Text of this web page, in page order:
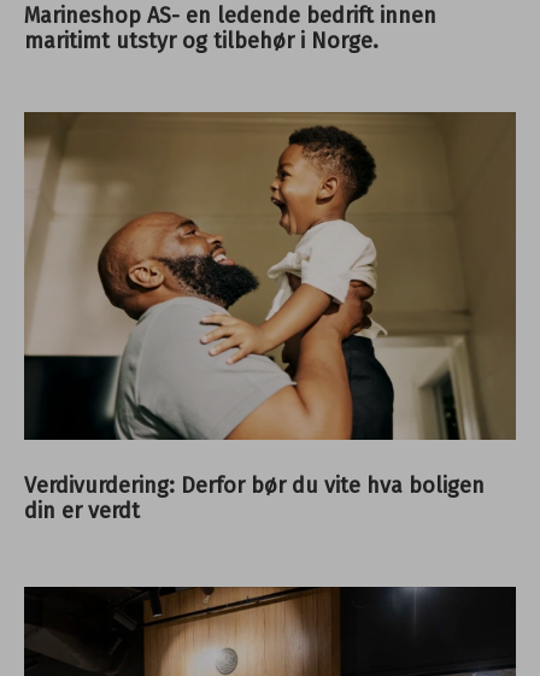
Marineshop AS- en ledende bedrift innen
maritimt utstyr og tilbehør i Norge.
Verdivurdering: Derfor bør du vite hva boligen
din er verdt